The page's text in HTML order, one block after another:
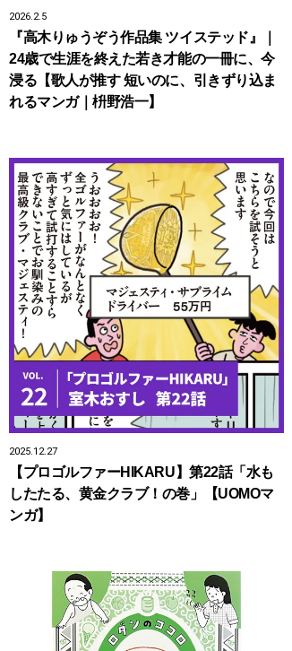
2026.2.5
『高木りゅうぞう作品集 ツイステッド』｜
24歳で生涯を終えた若き才能の一冊に、今
浸る【歌人が推す 短いのに、引きずり込ま
れるマンガ｜枡野浩一】
2025.12.27
【プロゴルファーHIKARU】第22話「水も
したたる、黄金クラブ！の巻」【UOMOマ
ンガ】